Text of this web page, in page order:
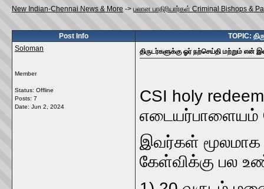
New Indian-Chennai News & More -> பலான பாதிரியார்கள் Criminal Bishops &
Post Info
TOPIC:
Soloman
Member
Status: Offline
Posts: 7
Date: Jun 2, 2024
திருடர்களுக்கு ஓர் நற்செய்தி மற்றும் என்
CSI holy
இவர்கள்
கேள்விக்கு பல